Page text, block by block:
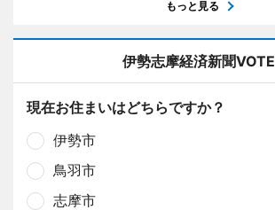
もっと見る
伊勢志摩経済新聞VOTE
現在お住まいはどちらですか？
伊勢市
鳥羽市
志摩市